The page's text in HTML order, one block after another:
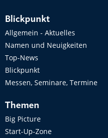
Blickpunkt
Allgemein - Aktuelles
Namen und Neuigkeiten
Top-News
Blickpunkt
Messen, Seminare, Termine
Themen
Big Picture
Start-Up-Zone